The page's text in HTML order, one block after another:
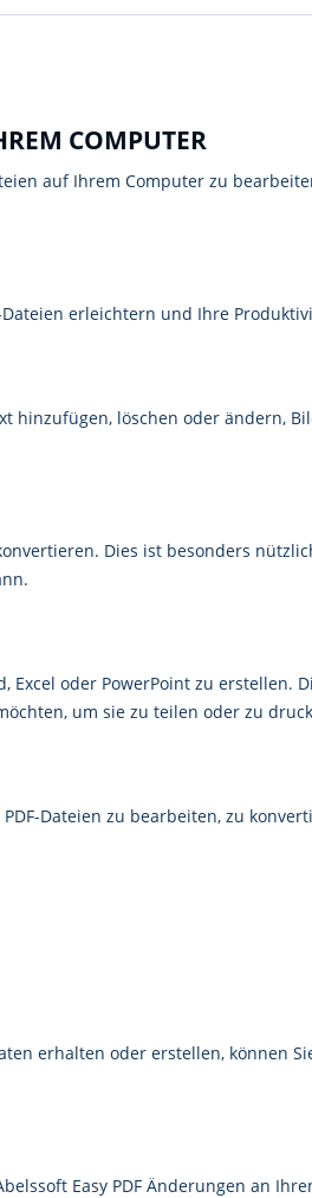
COMPUTER
auf Ihrem Computer zu
erleichtern und Ihre
hinzufügen, löschen oder ändern,
Dies ist besonders
Excel oder PowerPoint zu erstellen.
um sie zu teilen oder zu
Dateien zu bearbeiten, zu
erhalten oder erstellen, können
Easy PDF Änderungen an